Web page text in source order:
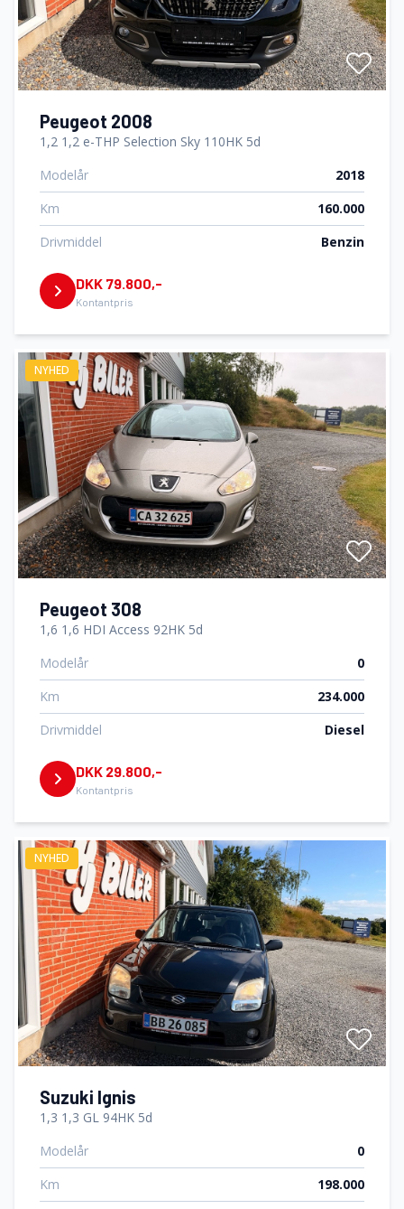
Peugeot 2008
1,2 1,2 e-THP Selection Sky 110HK 5d
Modelår
2018
Km
160.000
Drivmiddel
Benzin
DKK 79.800,-
Kontantpris
NYHED
Peugeot 308
1,6 1,6 HDI Access 92HK 5d
Modelår
0
Km
234.000
Drivmiddel
Diesel
DKK 29.800,-
Kontantpris
NYHED
Suzuki Ignis
1,3 1,3 GL 94HK 5d
Modelår
0
Km
198.000